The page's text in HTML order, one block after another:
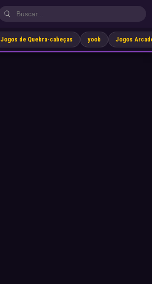
Jogos de Quebra-cabeças yoob Jogos